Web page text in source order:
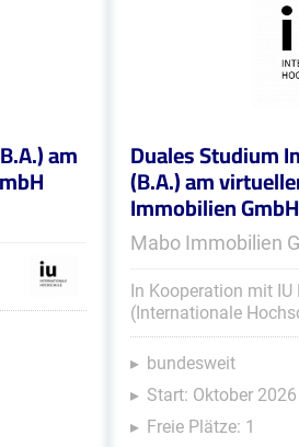
am Duales Studium
(B.A.) am
Immobilien GmbH
Mabo Immobilien
In Kooperation mit
(Internationale
bundesweit
Start: Oktober 2026
Freie Plätze: 1